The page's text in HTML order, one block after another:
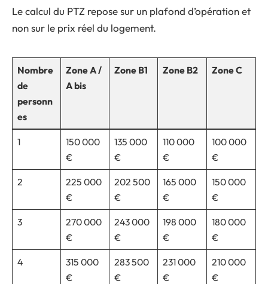
Le calcul du PTZ repose sur un plafond d’opération et
non sur le prix réel du logement.
Nombre
de
personn
es
Zone A /
A bis
Zone B1 Zone B2 Zone C
1
150 000
€
135 000
€
110 000
€
100 000
€
2
225 000
€
202 500
€
165 000
€
150 000
€
3
270 000
€
243 000
€
198 000
€
180 000
€
4
315 000
€
283 500
€
231 000
€
210 000
€